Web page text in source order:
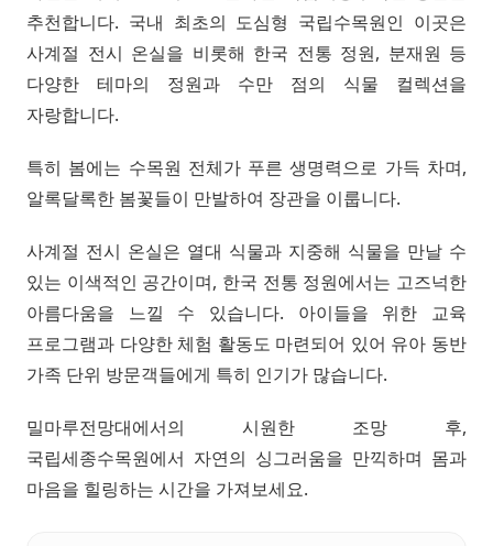
추천합니다. 국내 최초의 도심형 국립수목원인 이곳은
사계절 전시 온실을 비롯해 한국 전통 정원, 분재원 등
다양한 테마의 정원과 수만 점의 식물 컬렉션을
자랑합니다.
특히 봄에는 수목원 전체가 푸른 생명력으로 가득 차며,
알록달록한 봄꽃들이 만발하여 장관을 이룹니다.
사계절 전시 온실은 열대 식물과 지중해 식물을 만날 수
있는 이색적인 공간이며, 한국 전통 정원에서는 고즈넉한
아름다움을 느낄 수 있습니다. 아이들을 위한 교육
프로그램과 다양한 체험 활동도 마련되어 있어 유아 동반
가족 단위 방문객들에게 특히 인기가 많습니다.
밀마루전망대에서의 시원한 조망 후,
국립세종수목원에서 자연의 싱그러움을 만끽하며 몸과
마음을 힐링하는 시간을 가져보세요.